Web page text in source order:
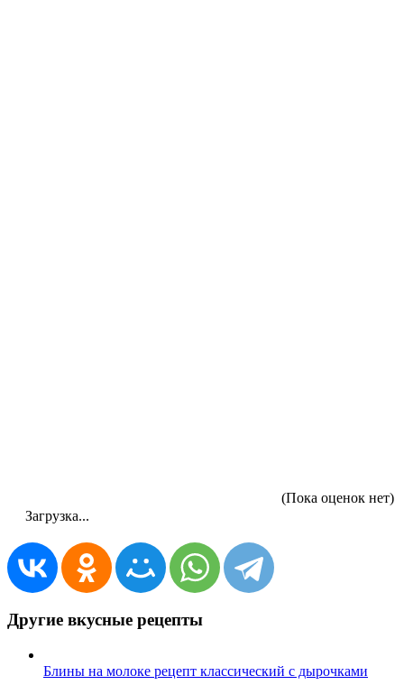
(Пока оценок нет)
Загрузка...
Другие вкусные рецепты
Блины на молоке рецепт классический с дырочками